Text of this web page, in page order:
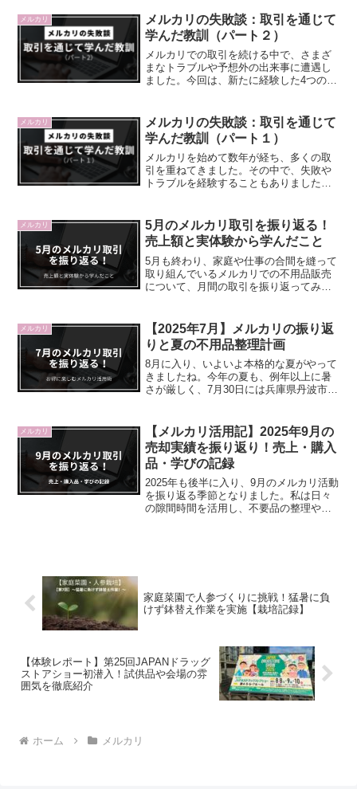
に整理すると、以下のような結果になり
ました。1位：「本...
メルカリ
メルカリの失敗談：取引を通じて
学んだ教訓（パート２）
メルカリでの取引を続ける中で、さまざ
まなトラブルや予想外の出来事に遭遇し
ました。今回は、新たに経験した4つの失
謎の取引本を出品し、らくらくメルカリ
便（匿名配送）で発送。...
メルカリ
メルカリの失敗談：取引を通じて
学んだ教訓（パート１）
メルカリを始めて数年が経ち、多くの取
引を重ねてきました。その中で、失敗や
トラブルを経験することもありました。
取引で返品トラブル2018年6月、メルカリ
を開始！最初に...
メルカリ
5月のメルカリ取引を振り返る！
売上額と実体験から学んだこと
5月も終わり、家庭や仕事の合間を縫って
取り組んでいるメルカリでの不用品販売
について、月間の取引を振り返ってみま
品・購入しているわけではありません
が、少ない取引数でも...
メルカリ
【2025年7月】メルカリの振り返
りと夏の不用品整理計画
8月に入り、いよいよ本格的な夏がやって
きましたね。今年の夏も、例年以上に暑
さが厳しく、7月30日には兵庫県丹波市で
歴史的な暑さとなりました。外に出るだ
けで「暑い……...
メルカリ
【メルカリ活用記】2025年9月の
売却実績を振り返り！売上・購入
品・学びの記録
2025年も後半に入り、9月のメルカリ活動
を振り返る季節となりました。私は日々
の隙間時間を活用し、不要品の整理や書
家庭菜園で人参づくりに挑戦！猛暑に負
けず鉢替え作業を実施【栽培記録】
【体験レポート】第25回JAPANドラッグ
ストアショー初潜入！試供品や会場の雰
囲気を徹底紹介
ホーム メルカリ